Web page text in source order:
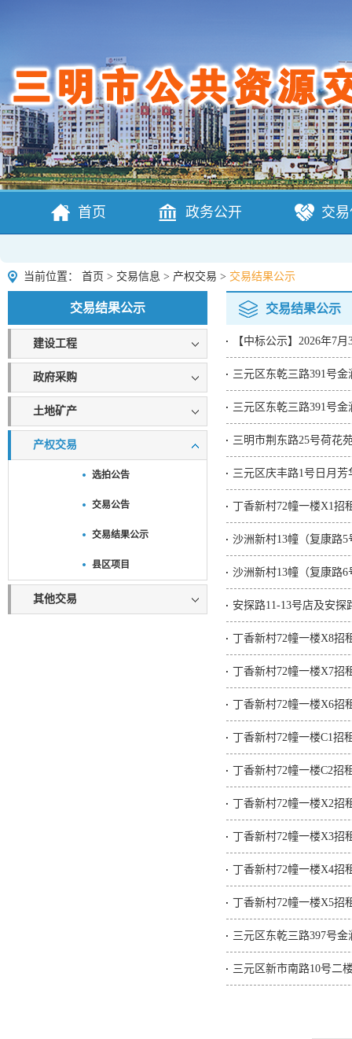
首页 政务公开 交
当前位置： 首页 > 交易信息 > 产权交易 > 交易结果公示
交易结果公示
建设工程
政府采购
土地矿产
产权交易
选拍公告
交易公告
交易结果公示
县区项目
其他交易
交易结果公示
【中标公示】2026年7
三元区东乾三路391号
三元区东乾三路391号
三明市荆东路25号荷花
三元区庆丰路1号日月芳
丁香新村72幢一楼X1招
沙洲新村13幢（复康路
沙洲新村13幢（复康路
安探路11-13号店及安探
丁香新村72幢一楼X8招
丁香新村72幢一楼X7招
丁香新村72幢一楼X6招
丁香新村72幢一楼C1招
丁香新村72幢一楼C2招
丁香新村72幢一楼X2招
丁香新村72幢一楼X3招
丁香新村72幢一楼X4招
丁香新村72幢一楼X5招
三元区东乾三路397号
三元区新市南路10号二